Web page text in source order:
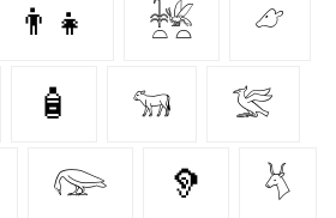
👨‍👧 𓆥 𓃿
🧴 𓃔 𓅛
𓅼 🦻 𓄃